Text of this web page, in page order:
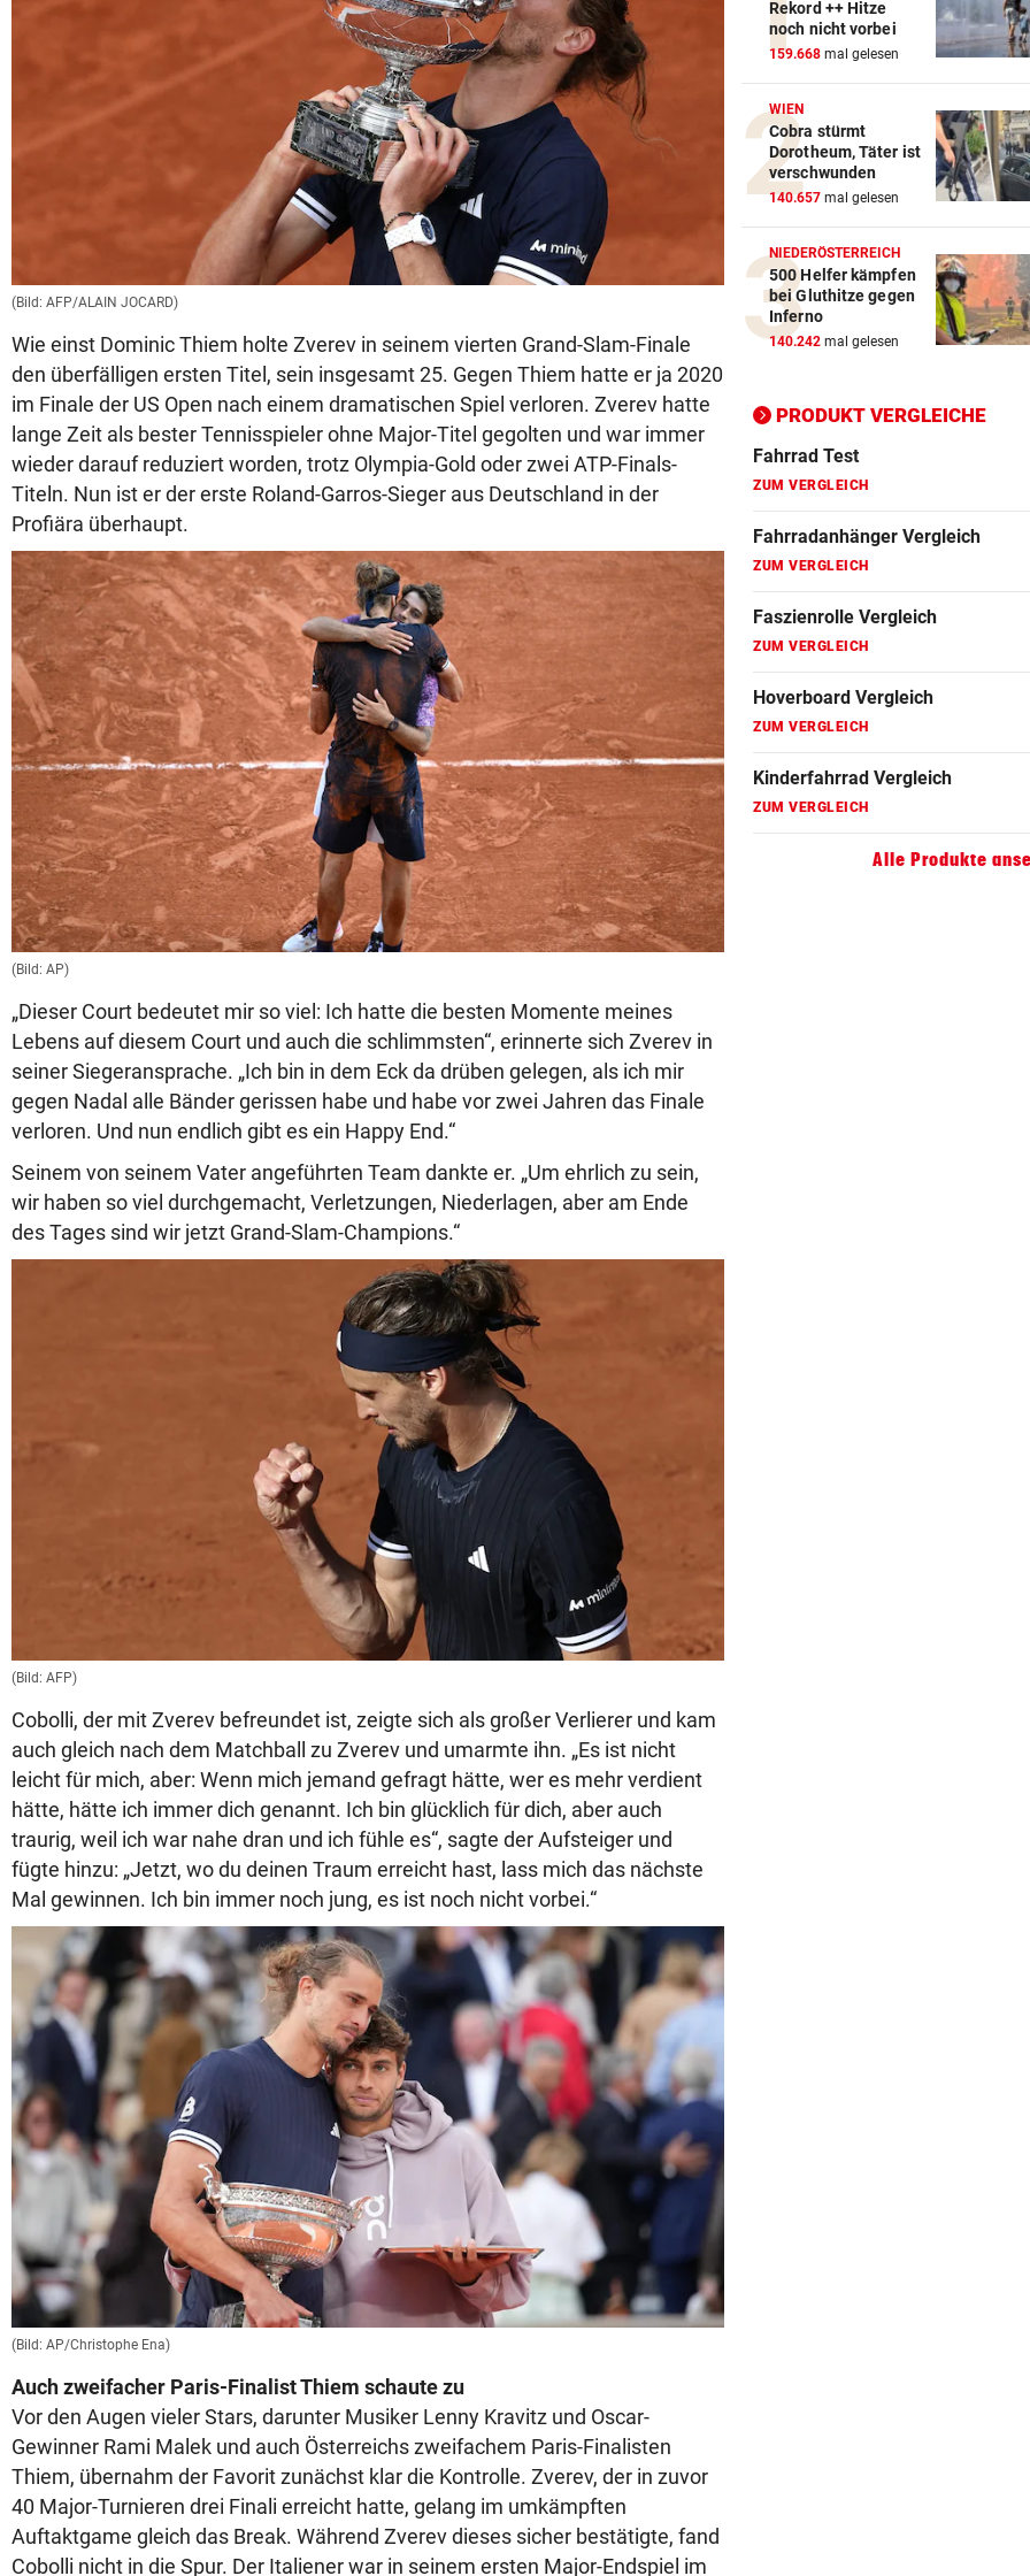
(Bild: AFP/ALAIN JOCARD)
Wie einst Dominic Thiem holte Zverev in seinem vierten Grand-Slam-Finale
den überfälligen ersten Titel, sein insgesamt 25. Gegen Thiem hatte er ja 2020
im Finale der US Open nach einem dramatischen Spiel verloren. Zverev hatte
lange Zeit als bester Tennisspieler ohne Major-Titel gegolten und war immer
wieder darauf reduziert worden, trotz Olympia-Gold oder zwei ATP-Finals-
Titeln. Nun ist er der erste Roland-Garros-Sieger aus Deutschland in der
Profiära überhaupt.
(Bild: AP)
„Dieser Court bedeutet mir so viel: Ich hatte die besten Momente meines
Lebens auf diesem Court und auch die schlimmsten“, erinnerte sich Zverev in
seiner Siegeransprache. „Ich bin in dem Eck da drüben gelegen, als ich mir
gegen Nadal alle Bänder gerissen habe und habe vor zwei Jahren das Finale
verloren. Und nun endlich gibt es ein Happy End.“
Seinem von seinem Vater angeführten Team dankte er. „Um ehrlich zu sein,
wir haben so viel durchgemacht, Verletzungen, Niederlagen, aber am Ende
des Tages sind wir jetzt Grand-Slam-Champions.“
(Bild: AFP)
Cobolli, der mit Zverev befreundet ist, zeigte sich als großer Verlierer und kam
auch gleich nach dem Matchball zu Zverev und umarmte ihn. „Es ist nicht
leicht für mich, aber: Wenn mich jemand gefragt hätte, wer es mehr verdient
hätte, hätte ich immer dich genannt. Ich bin glücklich für dich, aber auch
traurig, weil ich war nahe dran und ich fühle es“, sagte der Aufsteiger und
fügte hinzu: „Jetzt, wo du deinen Traum erreicht hast, lass mich das nächste
Mal gewinnen. Ich bin immer noch jung, es ist noch nicht vorbei.“
(Bild: AP/Christophe Ena)
Auch zweifacher Paris-Finalist Thiem schaute zu
Vor den Augen vieler Stars, darunter Musiker Lenny Kravitz und Oscar-
Gewinner Rami Malek und auch Österreichs zweifachem Paris-Finalisten
Thiem, übernahm der Favorit zunächst klar die Kontrolle. Zverev, der in zuvor
40 Major-Turnieren drei Finali erreicht hatte, gelang im umkämpften
Auftaktgame gleich das Break. Während Zverev dieses sicher bestätigte, fand
Cobolli nicht in die Spur. Der Italiener war in seinem ersten Major-Endspiel im
Rekord ++ Hitze
noch nicht vorbei
159.668 mal gelesen
WIEN
Cobra stürmt
Dorotheum, Täter ist
verschwunden
140.657 mal gelesen
NIEDERÖSTERREICH
500 Helfer kämpfen
bei Gluthitze gegen
Inferno
140.242 mal gelesen
PRODUKT VERGLEICHE
Action-Cam Vergleich
Crosstrainer Vergleich
ZUM VERGLEICH
E-Bike Vergleich
ZUM VERGLEICH
Elektro-Scooter Vergleich
ZUM VERGLEICH
ZUM VERGLEICH
Fahrradanhänger Vergleich
Faszienrolle Vergleich
Hoverboard Vergleich
Kinderfahrrad Vergleich
Alle Produkte